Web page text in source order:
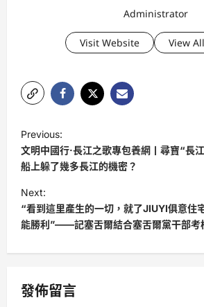
Administrator
Visit Website View
o
s
t
n
a
v
g
Previous:
文明中國行·長江之歌專包養網丨尋寶“長
船上躲了幾多長江的機密？
Next:
“看到這里產生的一切，就了JIUYI俱意住
能勝利”——記塞舌爾結合塞舌爾黨干部考
發佈留言